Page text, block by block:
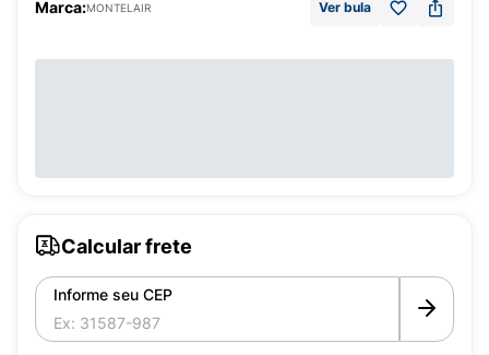
Marca:MONTELAIR Ver bula
Calcular frete
Informe seu CEP